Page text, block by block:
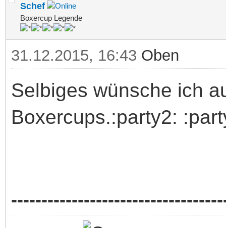
Schef
Boxercup Legende
31.12.2015, 16:43 Oben
Selbiges wünsche ich
Boxercups.:party2: